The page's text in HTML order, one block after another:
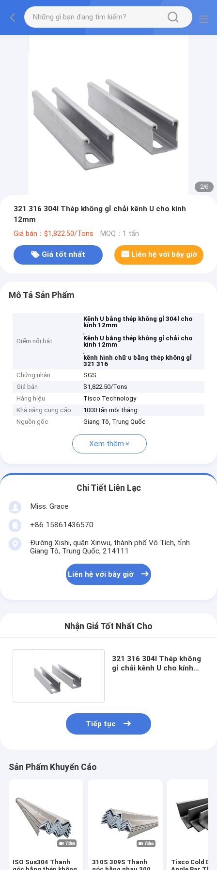
2/6
321 316 304l Thép không gỉ chải kênh U cho kính
12mm
Giá bán：$1,822.50/Tons MOQ：1 tấn
Giá tốt nhất Liên hệ với bây giờ
Mô Tả Sản Phẩm
Điểm nổi bật
Kênh U bằng thép không gỉ 304l cho
kính 12mm
,
Kênh U bằng thép không gỉ chải cho
kính 12mm
,
kênh hình chữ u bằng thép không gỉ
321 316
Chứng nhận
SGS
Giá bán
$1,822.50/Tons
Hàng hiệu
Tisco Technology
Khả năng cung cấp
1000 tấn mỗi tháng
Nguồn gốc
Giang Tô, Trung Quốc
Xem thêm
Chi Tiết Liên Lạc
Miss. Grace
+86 15861436570
Đường Xishi, quận Xinwu, thành phố Vô Tích, tỉnh
Giang Tô, Trung Quốc, 214111
Liên hệ với bây giờ
Nhận Giá Tốt Nhất Cho
321 316 304l Thép không
gỉ chải kênh U cho kính
Tiếp tục
Sản Phẩm Khuyến Cáo
ISO Sus304 Thanh
310S 309S Thanh
Tisco Cold